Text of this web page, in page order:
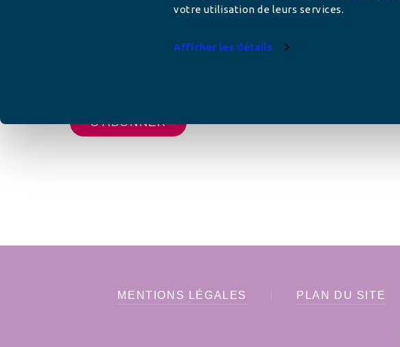
votre utilisation de leurs services.
Afficher les détails
MENTIONS LÉGALES PLAN DU SITE